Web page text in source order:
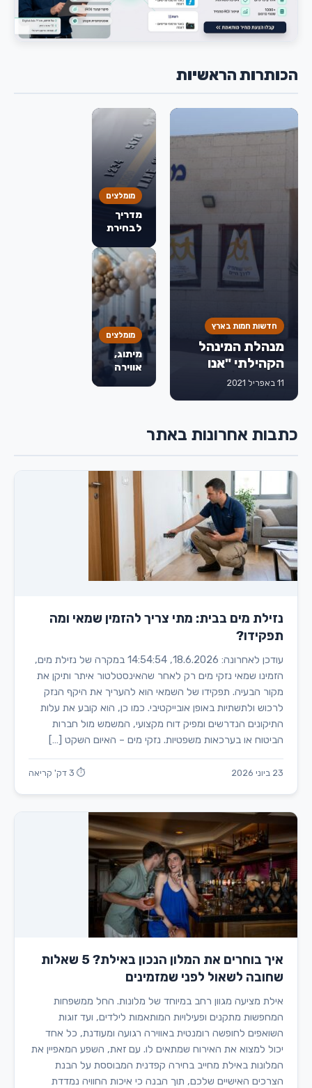
הכותרות הראשיות
חדשות חמות בארץ
מנהלת המינהל
הקהילתי "אנו
מודים לחברת
דואר ישראל
לתמוך בעובדים
בשוק העבודה"
11 באפריל 2021
מומלצים
מדריך
לבחירת
אשראי:
מה
באמת
חשוב
לפני
שמחליטים
מומלצים
מיתוג,
אווירה
כתבות אחרונות באתר
נזילת מים בבית: מתי צריך להזמין שמאי ומה
תפקידו?
עודכן לאחרונה: 18.6.2026, 14:54:54 במקרה של נזילת מים,
הזמינו שמאי נזקי מים רק לאחר שהאינסטלטור איתר ותיקן את
מקור הבעיה. תפקידו של השמאי הוא להעריך את היקף הנזק
לרכוש ולתשתיות באופן אובייקטיבי. כמו כן, הוא קובע את עלות
התיקונים הנדרשים ומפיק דוח מקצועי, המשמש מול חברות
הביטוח או בערכאות משפטיות. נזקי מים – האיום השקט […]
23 ביוני 2026 ⏱ 3 דק' קריאה
איך בוחרים את המלון הנכון באילת? 5 שאלות
שחובה לשאול לפני שמזמינים
אילת מציעה מגוון רחב במיוחד של מלונות. החל ממשפחות
המחפשות מתקנים ופעילויות המותאמות לילדים, ועד זוגות
השואפים לחופשה רומנטית באווירה רגועה ומעודנת, כל אחד
יכול למצוא את האירוח שמתאים לו. עם זאת, השפע המאפיין את
המלונות באילת מחייב בחירה קפדנית המבוססת על הבנת
הצרכים האישיים שלכם, תוך הבנה כי איכות החוויה נמדדת